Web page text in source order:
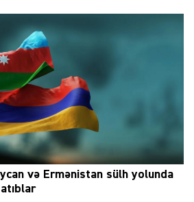
və Ermənistan sülh yolunda